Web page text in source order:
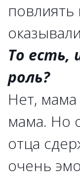
То есть,
роль?
Нет,
мама. Но
отца
очень